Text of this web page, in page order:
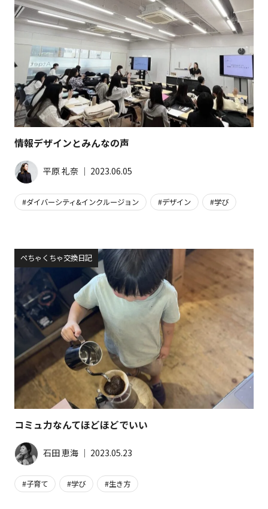
情報デザインとみんなの声
平原 礼奈 │ 2023.06.05
ダイバーシティ&インクルージョン デザイン 学び
コミュ力なんてほどほどでいい
ぺちゃくちゃ交換日記
石田 恵海 │ 2023.05.23
子育て 学び 生き方